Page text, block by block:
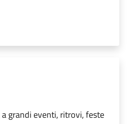
grandi eventi, ritrovi, feste